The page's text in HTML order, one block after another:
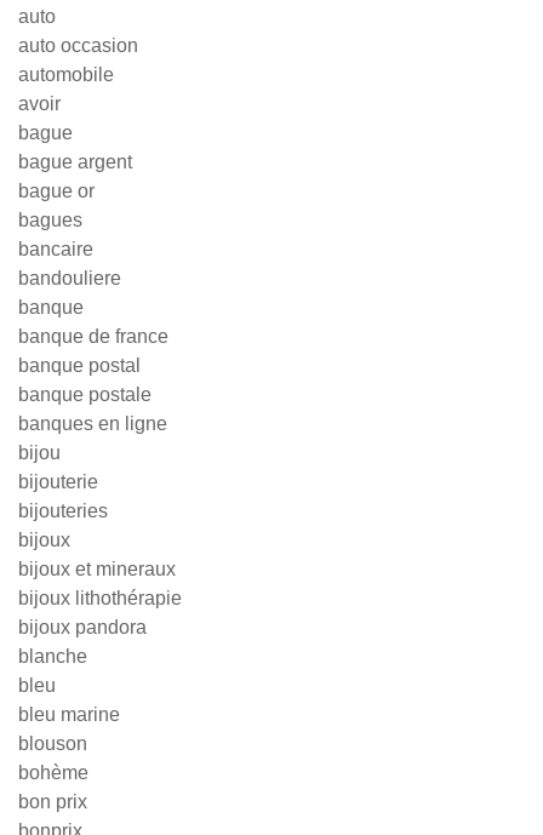
auto
auto occasion
automobile
avoir
bague
bague argent
bague or
bagues
bancaire
bandouliere
banque
banque de france
banque postal
banque postale
banques en ligne
bijou
bijouterie
bijouteries
bijoux
bijoux et mineraux
bijoux lithothérapie
bijoux pandora
blanche
bleu
bleu marine
blouson
bohème
bon prix